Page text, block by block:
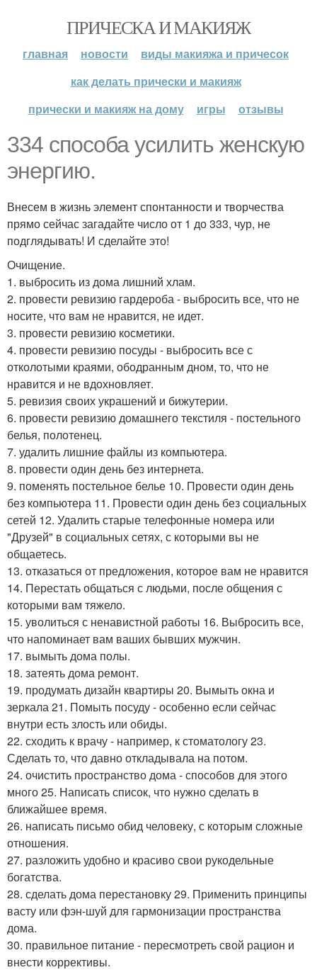
ПРИЧЕСКА И МАКИЯЖ
главная новости
виды макияжа и причесок
как делать прически и макияж
прически и макияж на дому
игры отзывы
334 способа усилить женскую
энергию.
Внесем в жизнь элемент спонтанности и творчества
прямо сейчас загадайте число от 1 до 333, чур, не
подглядывать! И сделайте это!
Очищение.
1. выбросить из дома лишний хлам.
2. провести ревизию гардероба - выбросить все, что не
носите, что вам не нравится, не идет.
3. провести ревизию косметики.
4. провести ревизию посуды - выбросить все с
отколотыми краями, ободранным дном, то, что не
нравится и не вдохновляет.
5. ревизия своих украшений и бижутерии.
6. провести ревизию домашнего текстиля - постельного
белья, полотенец.
7. удалить лишние файлы из компьютера.
8. провести один день без интернета.
9. поменять постельное белье 10. Провести один день
без компьютера 11. Провести один день без социальных
сетей 12. Удалить старые телефонные номера или
"Друзей" в социальных сетях, с которыми вы не
общаетесь.
13. отказаться от предложения, которое вам не нравится
14. Перестать общаться с людьми, после общения с
которыми вам тяжело.
15. уволиться с ненавистной работы 16. Выбросить все,
что напоминает вам ваших бывших мужчин.
17. вымыть дома полы.
18. затеять дома ремонт.
19. продумать дизайн квартиры 20. Вымыть окна и
зеркала 21. Помыть посуду - особенно если сейчас
внутри есть злость или обиды.
22. сходить к врачу - например, к стоматологу 23.
Сделать то, что давно откладывала на потом.
24. очистить пространство дома - способов для этого
много 25. Написать список, что нужно сделать в
ближайшее время.
26. написать письмо обид человеку, с которым сложные
отношения.
27. разложить удобно и красиво свои рукодельные
богатства.
28. сделать дома перестановку 29. Применить принципы
васту или фэн-шуй для гармонизации пространства
дома.
30. правильное питание - пересмотреть свой рацион и
внести коррективы.